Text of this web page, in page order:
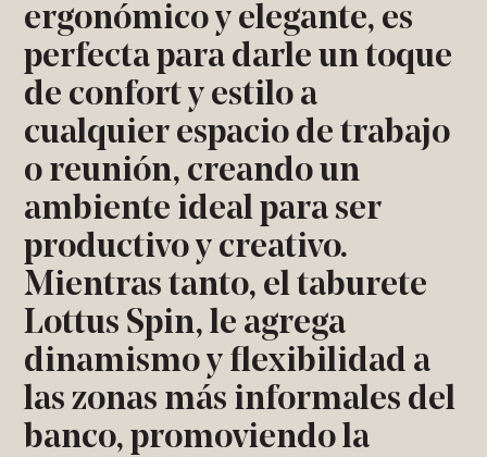
ergonómico y elegante, es
perfecta para darle un toque
de confort y estilo a
cualquier espacio de trabajo
o reunión, creando un
ambiente ideal para ser
productivo y creativo.
Mientras tanto, el taburete
Lottus Spin, le agrega
dinamismo y flexibilidad a
las zonas más informales del
banco, promoviendo la